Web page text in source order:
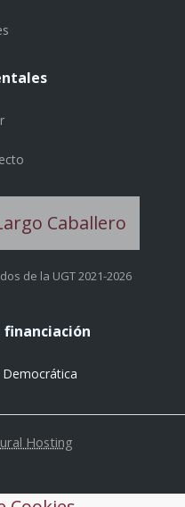
de la UGT 2021-2026
financiación
Hosting